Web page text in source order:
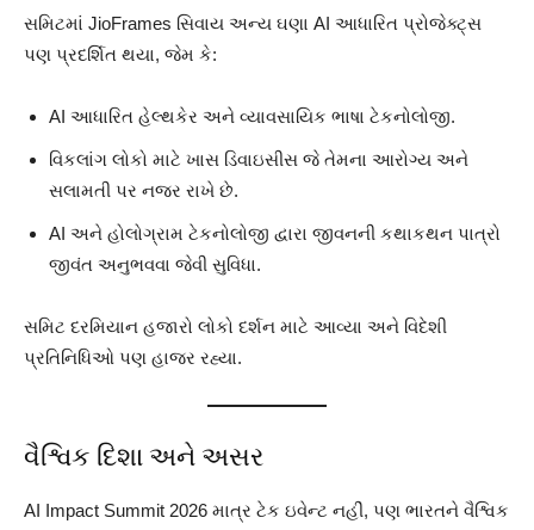
સમિટમાં JioFrames સિવાય અન્ય ઘણા AI આધારિત પ્રોજેક્ટ્સ
પણ પ્રદર્શિત થયા, જેમ કે:
AI આધારિત હેલ્થકેર અને વ્યાવસાયિક ભાષા ટેકનોલોજી.
વિકલાંગ લોકો માટે ખાસ ડિવાઇસીસ જે તેમના આરોગ્ય અને
સલામતી પર નજર રાખે છે.
AI અને હોલોગ્રામ ટેકનોલોજી દ્વારા જીવનની કથાકથન પાત્રો
જીવંત અનુભવવા જેવી સુવિધા.
સમિટ દરમિયાન હજારો લોકો દર્શન માટે આવ્યા અને વિદેશી
પ્રતિનિધિઓ પણ હાજર રહ્યા.
વૈશ્વિક દિશા અને અસર
AI Impact Summit 2026 માત્ર ટેક ઇવેન્ટ નહીં, પણ ભારતને વૈશ્વિક